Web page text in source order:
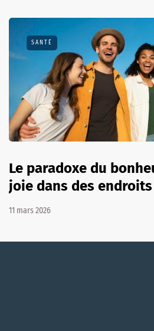
SANTÉ
Le paradoxe du
joie dans des
11 mars 2026